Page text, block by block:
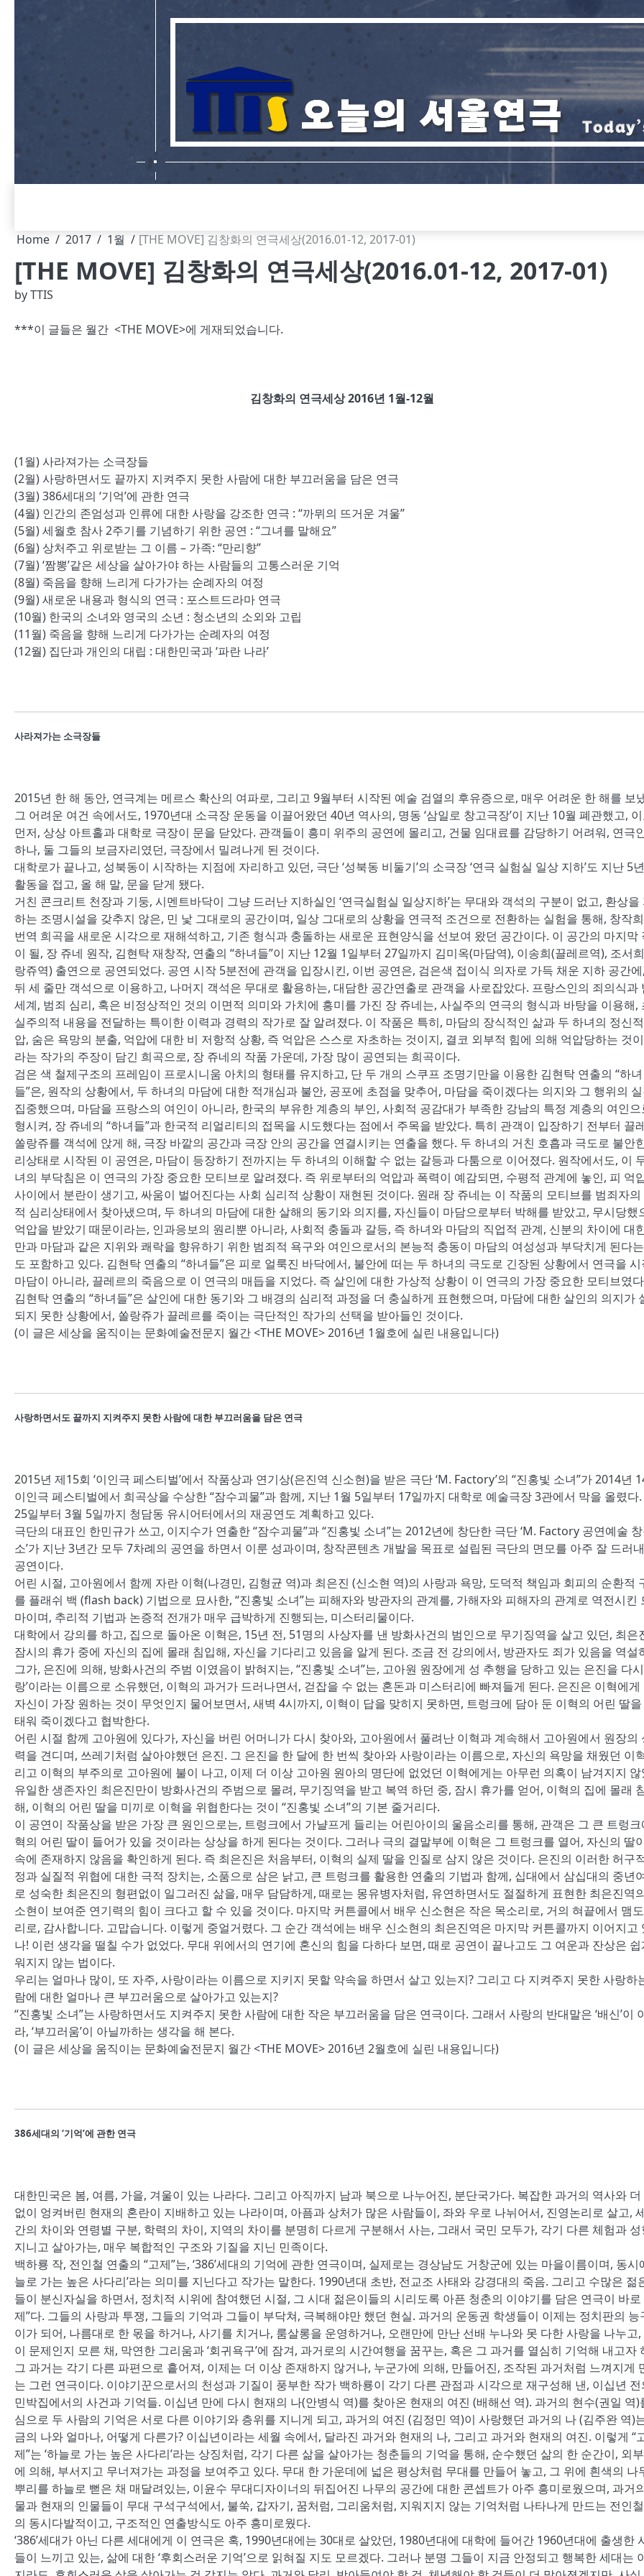
Home 2017 1월 [THE MOVE] 김창화의 연극세상(2016.01-12, 2017-01)
[THE MOVE] 김창화의 연극세상(2016.01-12, 2017-01)
byTTIS
***이 글들은 월간 <THE MOVE>에 게재되었습니다.
김창화의 연극세상 2016년 1월-12월
(1월) 사라져가는 소극장들
(2월) 사랑하면서도 끝까지 지켜주지 못한 사람에 대한 부끄러움을 담은 연극
(3월) 386세대의 ‘기억’에 관한 연극
(4월) 인간의 존엄성과 인류에 대한 사랑을 강조한 연극 : “까뮈의 뜨거운 겨울”
(5월) 세월호 참사 2주기를 기념하기 위한 공연 : “그녀를 말해요”
(6월) 상처주고 위로받는 그 이름 – 가족: “만리향”
(7월) ‘짬뽕’같은 세상을 살아가야 하는 사람들의 고통스러운 기억
(8월) 죽음을 향해 느리게 다가가는 순례자의 여정
(9월) 새로운 내용과 형식의 연극 : 포스트드라마 연극
(10월) 한국의 소녀와 영국의 소년 : 청소년의 소외와 고립
(11월) 죽음을 향해 느리게 다가가는 순례자의 여정
(12월) 집단과 개인의 대립 : 대한민국과 ‘파란 나라’
사라져가는 소극장들
2015년 한 해 동안, 연극계는 메르스 확산의 여파로, 그리고 9월부터 시작된 예술 검열의 후유증으로, 매우 어려운 한 해를 보
그 어려운 여건 속에서도, 1970년대 소극장 운동을 이끌어왔던 40년 역사의, 명동 ‘삼일로 창고극장’이 지난 10월 폐관했고,
먼저, 상상 아트홀과 대학로 극장이 문을 닫았다. 관객들이 흥미 위주의 공연에 몰리고, 건물 임대료를 감당하기 어려워, 연극
하나, 둘 그들의 보금자리였던, 극장에서 밀려나게 된 것이다.
대학로가 끝나고, 성북동이 시작하는 지점에 자리하고 있던, 극단 ‘성북동 비둘기’의 소극장 ‘연극 실험실 일상 지하’도 지난 5
활동을 접고, 올 해 말, 문을 닫게 됐다.
거친 콘크리트 천장과 기둥, 시멘트바닥이 그냥 드러난 지하실인 ‘연극실험실 일상지하’는 무대와 객석의 구분이 없고, 환상을
하는 조명시설을 갖추지 않은, 민 낯 그대로의 공간이며, 일상 그대로의 상황을 연극적 조건으로 전환하는 실험을 통해, 창작
번역 희곡을 새로운 시각으로 재해석하고, 기존 형식과 충돌하는 새로운 표현양식을 선보여 왔던 공간이다. 이 공간의 마지막
이 될, 장 쥬네 원작, 김현탁 재창작, 연출의 “하녀들”이 지난 12월 1일부터 27일까지 김미옥(마담역), 이송희(끌레르역), 조서
랑쥬역) 출연으로 공연되었다. 공연 시작 5분전에 관객을 입장시킨, 이번 공연은, 검은색 접이식 의자로 가득 채운 지하 공간에
뒤 세 줄만 객석으로 이용하고, 나머지 객석은 무대로 활용하는, 대담한 공간연출로 관객을 사로잡았다. 프랑스인의 죄의식과
세계, 범죄 심리, 혹은 비정상적인 것의 이면적 의미와 가치에 흥미를 가진 장 쥬네는, 사실주의 연극의 형식과 바탕을 이용해,
실주의적 내용을 전달하는 특이한 이력과 경력의 작가로 잘 알려졌다. 이 작품은 특히, 마담의 장식적인 삶과 두 하녀의 정신
압, 숨은 욕망의 분출, 억압에 대한 비 저항적 상황, 즉 억압은 스스로 자초하는 것이지, 결코 외부적 힘에 의해 억압당하는 것
라는 작가의 주장이 담긴 희곡으로, 장 쥬네의 작품 가운데, 가장 많이 공연되는 희곡이다.
검은 색 철제구조의 프레임이 프로시니움 아치의 형태를 유지하고, 단 두 개의 스쿠프 조명기만을 이용한 김현탁 연출의 “하녀
들”은, 원작의 상황에서, 두 하녀의 마담에 대한 적개심과 불안, 공포에 초점을 맞추어, 마담을 죽이겠다는 의지와 그 행위의
집중했으며, 마담을 프랑스의 여인이 아니라, 한국의 부유한 계층의 부인, 사회적 공감대가 부족한 강남의 특정 계층의 여인으
형시켜, 장 쥬네의 “하녀들”과 한국적 리얼리티의 접목을 시도했다는 점에서 주목을 받았다. 특히 관객이 입장하기 전부터 끌
쏠랑쥬를 객석에 앉게 해, 극장 바깥의 공간과 극장 안의 공간을 연결시키는 연출을 했다. 두 하녀의 거친 호흡과 극도로 불안
리상태로 시작된 이 공연은, 마담이 등장하기 전까지는 두 하녀의 이해할 수 없는 갈등과 다툼으로 이어졌다. 원작에서도, 이
녀의 부닥침은 이 연극의 가장 중요한 모티브로 알려졌다. 즉 위로부터의 억압과 폭력이 예감되면, 수평적 관계에 놓인, 피 억
사이에서 분란이 생기고, 싸움이 벌어진다는 사회 심리적 상황이 재현된 것이다. 원래 장 쥬네는 이 작품의 모티브를 범죄자의
적 심리상태에서 찾아냈으며, 두 하녀의 마담에 대한 살해의 동기와 의지를, 자신들이 마담으로부터 박해를 받았고, 무시당했
억압을 받았기 때문이라는, 인과응보의 원리뿐 아니라, 사회적 충돌과 갈등, 즉 하녀와 마담의 직업적 관계, 신분의 차이에 대
만과 마담과 같은 지위와 쾌락을 향유하기 위한 범죄적 욕구와 여인으로서의 본능적 충동이 마담의 여성성과 부닥치게 된다
도 포함하고 있다. 김현탁 연출의 “하녀들”은 피로 얼룩진 바닥에서, 불안에 떠는 두 하녀의 극도로 긴장된 상황에서 연극을 시
마담이 아니라, 끌레르의 죽음으로 이 연극의 매듭을 지었다. 즉 살인에 대한 가상적 상황이 이 연극의 가장 중요한 모티브였
김현탁 연출의 “하녀들”은 살인에 대한 동기와 그 배경의 심리적 과정을 더 충실하게 표현했으며, 마담에 대한 살인의 의지가
되지 못한 상황에서, 쏠랑쥬가 끌레르를 죽이는 극단적인 작가의 선택을 받아들인 것이다.
(이 글은 세상을 움직이는 문화예술전문지 월간 <THE MOVE> 2016년 1월호에 실린 내용입니다)
사랑하면서도 끝까지 지켜주지 못한 사람에 대한 부끄러움을 담은 연극
2015년 제15회 ‘이인극 페스티벌’에서 작품상과 연기상(은진역 신소현)을 받은 극단 ‘M. Factory’의 “진홍빛 소녀”가 2014년
이인극 페스티벌에서 희곡상을 수상한 “잠수괴물”과 함께, 지난 1월 5일부터 17일까지 대학로 예술극장 3관에서 막을 올렸다.
25일부터 3월 5일까지 청담동 유시어터에서의 재공연도 계획하고 있다.
극단의 대표인 한민규가 쓰고, 이지수가 연출한 “잠수괴물”과 “진홍빛 소녀”는 2012년에 창단한 극단 ‘M. Factory 공연예술
소’가 지난 3년간 모두 7차례의 공연을 하면서 이룬 성과이며, 창작콘텐츠 개발을 목표로 설립된 극단의 면모를 아주 잘 드러
공연이다.
어린 시절, 고아원에서 함께 자란 이혁(나경민, 김형균 역)과 최은진 (신소현 역)의 사랑과 욕망, 도덕적 책임과 회피의 순환적
를 플래쉬 백 (flash back) 기법으로 묘사한, “진홍빛 소녀”는 피해자와 방관자의 관계를, 가해자와 피해자의 관계로 역전시킨
마이며, 추리적 기법과 논증적 전개가 매우 급박하게 진행되는, 미스터리물이다.
대학에서 강의를 하고, 집으로 돌아온 이혁은, 15년 전, 51명의 사상자를 낸 방화사건의 범인으로 무기징역을 살고 있던, 최은
잠시의 휴가 중에 자신의 집에 몰래 침입해, 자신을 기다리고 있음을 알게 된다. 조금 전 강의에서, 방관자도 죄가 있음을 역설
그가, 은진에 의해, 방화사건의 주범 이였음이 밝혀지는, “진홍빛 소녀”는, 고아원 원장에게 성 추행을 당하고 있는 은진을 다시
랑’이라는 이름으로 소유했던, 이혁의 과거가 드러나면서, 걷잡을 수 없는 혼돈과 미스터리에 빠져들게 된다. 은진은 이혁에게
자신이 가장 원하는 것이 무엇인지 물어보면서, 새벽 4시까지, 이혁이 답을 맞히지 못하면, 트렁크에 담아 둔 이혁의 어린 딸을
태워 죽이겠다고 협박한다.
어린 시절 함께 고아원에 있다가, 자신을 버린 어머니가 다시 찾아와, 고아원에서 풀려난 이혁과 계속해서 고아원에서 원장의
력을 견디며, 쓰레기처럼 살아야했던 은진. 그 은진을 한 달에 한 번씩 찾아와 사랑이라는 이름으로, 자신의 욕망을 채웠던 이
리고 이혁의 부주의로 고아원에 불이 나고, 이제 더 이상 고아원 원아의 명단에 없었던 이혁에게는 아무런 의혹이 남겨지지 않
유일한 생존자인 최은진만이 방화사건의 주범으로 몰려, 무기징역을 받고 복역 하던 중, 잠시 휴가를 얻어, 이혁의 집에 몰래
해, 이혁의 어린 딸을 미끼로 이혁을 위협한다는 것이 “진홍빛 소녀”의 기본 줄거리다.
이 공연이 작품상을 받은 가장 큰 원인으로는, 트렁크에서 가냘프게 들리는 어린아이의 울음소리를 통해, 관객은 그 큰 트렁크
혁의 어린 딸이 들어가 있을 것이라는 상상을 하게 된다는 것이다. 그러나 극의 결말부에 이혁은 그 트렁크를 열어, 자신의 딸
속에 존재하지 않음을 확인하게 된다. 즉 최은진은 처음부터, 이혁의 실제 딸을 인질로 삼지 않은 것이다. 은진의 이러한 허구
정과 실질적 위협에 대한 극적 장치는, 소품으로 삼은 낡고, 큰 트렁크를 활용한 연출의 기법과 함께, 십대에서 삼십대의 중년
로 성숙한 최은진의 형편없이 일그러진 삶을, 매우 담담하게, 때로는 몽유병자처럼, 유연하면서도 절절하게 표현한 최은진역
소현이 보여준 연기력의 힘이 크다고 할 수 있을 것이다. 마지막 커튼콜에서 배우 신소현은 작은 목소리로, 거의 혀끝에서 맴
리로, 감사합니다. 고맙습니다. 이렇게 중얼거렸다. 그 순간 객석에는 배우 신소현의 최은진역은 마지막 커튼콜까지 이어지고
나! 이런 생각을 떨칠 수가 없었다. 무대 위에서의 연기에 혼신의 힘을 다하다 보면, 때로 공연이 끝나고도 그 여운과 잔상은 쉽
워지지 않는 법이다.
우리는 얼마나 많이, 또 자주, 사랑이라는 이름으로 지키지 못할 약속을 하면서 살고 있는지? 그리고 다 지켜주지 못한 사랑하
람에 대한 얼마나 큰 부끄러움으로 살아가고 있는지?
“진홍빛 소녀”는 사랑하면서도 지켜주지 못한 사람에 대한 작은 부끄러움을 담은 연극이다. 그래서 사랑의 반대말은 ‘배신’이
라, ‘부끄러움’이 아닐까하는 생각을 해 본다.
(이 글은 세상을 움직이는 문화예술전문지 월간 <THE MOVE> 2016년 2월호에 실린 내용입니다)
386세대의 ‘기억’에 관한 연극
대한민국은 봄, 여름, 가을, 겨울이 있는 나라다. 그리고 아직까지 남과 북으로 나누어진, 분단국가다. 복잡한 과거의 역사와 더
없이 엉켜버린 현재의 혼란이 지배하고 있는 나라이며, 아픔과 상처가 많은 사람들이, 좌와 우로 나뉘어서, 진영논리로 살고,
간의 차이와 연령별 구분, 학력의 차이, 지역의 차이를 분명히 다르게 구분해서 사는, 그래서 국민 모두가, 각기 다른 체험과 성
지니고 살아가는, 매우 복합적인 구조와 기질을 지닌 민족이다.
백하룡 작, 전인철 연출의 “고제”는, ‘386’세대의 기억에 관한 연극이며, 실제로는 경상남도 거창군에 있는 마을이름이며, 동시
늘로 가는 높은 사다리’라는 의미를 지닌다고 작가는 말한다. 1990년대 초반, 전교조 사태와 강경대의 죽음. 그리고 수많은 젊
들이 분신자실을 하면서, 정치적 시위에 참여했던 시절, 그 시대 젊은이들의 시리도록 아픈 청춘의 이야기를 담은 연극이 바로
제”다. 그들의 사랑과 투쟁, 그들의 기억과 그들이 부닥쳐, 극복해야만 했던 현실. 과거의 운동권 학생들이 이제는 정치판의 능
이가 되어, 나름대로 한 몫을 하거나, 사기를 치거나, 룸살롱을 운영하거나, 오랜만에 만난 선배 누나와 못 다한 사랑을 나누고,
이 문제인지 모른 채, 막연한 그리움과 ‘회귀욕구’에 잠겨, 과거로의 시간여행을 꿈꾸는, 혹은 그 과거를 열심히 기억해 내고자
그 과거는 각기 다른 파편으로 흩어져, 이제는 더 이상 존재하지 않거나, 누군가에 의해, 만들어진, 조작된 과거처럼 느껴지게
는 그런 연극이다. 이야기꾼으로서의 천성과 기질이 풍부한 작가 백하룡이 각기 다른 관점과 시각으로 재구성해 낸, 이십년 전
민박집에서의 사건과 기억들. 이십년 만에 다시 현재의 나(안병식 역)를 찾아온 현재의 여진 (배해선 역). 과거의 현수(권일 역)
심으로 두 사람의 기억은 서로 다른 이야기와 층위를 지니게 되고, 과거의 여진 (김정민 역)이 사랑했던 과거의 나 (김주완 역)
금의 나와 얼마나, 어떻게 다른가? 이십년이라는 세월 속에서, 달라진 과거와 현재의 나, 그리고 과거와 현재의 여진. 이렇게 “
제”는 ‘하늘로 가는 높은 사다리’라는 상징처럼, 각기 다른 삶을 살아가는 청춘들의 기억을 통해, 순수했던 삶의 한 순간이, 외
에 의해, 부서지고 무너져가는 과정을 보여주고 있다. 무대 한 가운데에 넓은 평상처럼 무대를 만들어 놓고, 그 위에 흰색의 나
뿌리를 하늘로 뻗은 채 매달려있는, 이윤수 무대디자이너의 뒤집어진 나무의 공간에 대한 콘셉트가 아주 흥미로웠으며, 과거
물과 현재의 인물들이 무대 구석구석에서, 불쑥, 갑자기, 꿈처럼, 그리움처럼, 지워지지 않는 기억처럼 나타나게 만드는 전인
의 동시다발적이고, 구조적인 연출방식도 아주 흥미로웠다.
‘386’세대가 아닌 다른 세대에게 이 연극은 혹, 1990년대에는 30대로 살았던, 1980년대에 대학에 들어간 1960년대에 출생한
들이 느끼고 있는, 삶에 대한 ‘후회스러운 기억’으로 읽혀질 지도 모르겠다. 그러나 분명 그들이 지금 안정되고 행복한 세대는